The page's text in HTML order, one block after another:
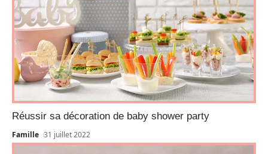
Réussir sa décoration de baby shower party
Famille 31 juillet 2022